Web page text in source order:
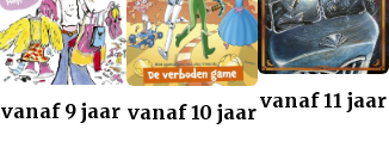
vanaf 9 jaar vanaf 10 jaarvanaf 11 jaar